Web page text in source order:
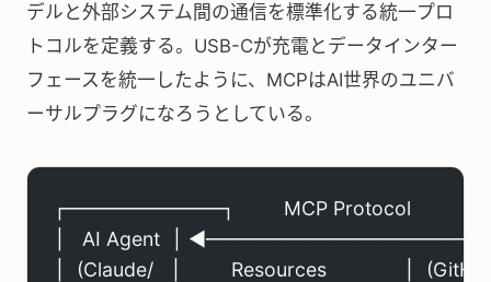
デルと外部システム間の通信を標準化する統一プロ
トコルを定義する。USB-Cが充電とデータインター
フェースを統一したように、MCPはAI世界のユニバ
ーサルプラグになろうとしている。
┌─────────────┐         MCP Protocol
│   AI Agent  │
│  (Claude/   │         Resources              │